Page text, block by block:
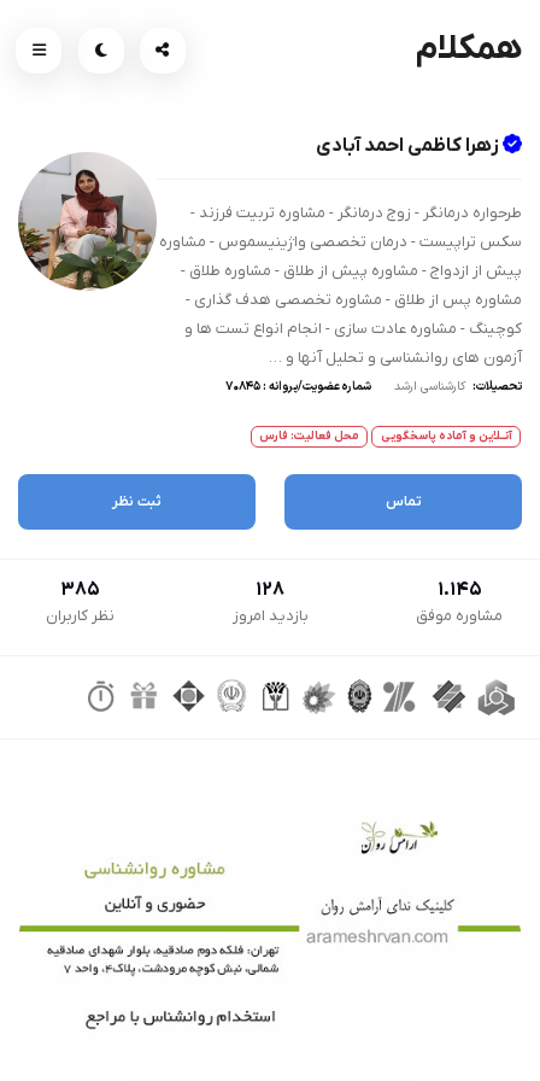
همکلام
زهرا کاظمی احمد آبادی
طرحواره درمانگر - زوج درمانگر - مشاوره تربیت فرزند -
سکس تراپیست - درمان تخصصی واژینیسموس - مشاوره
پیش از ازدواج - مشاوره پیش از طلاق - مشاوره طلاق -
مشاوره پس از طلاق - مشاوره تخصصی هدف گذاری -
کوچینگ - مشاوره عادت سازی - انجام انواع تست ها و
آزمون های روانشناسی و تحلیل آنها و …
تحصیلات: کارشناسی ارشد شماره عضویت/پروانه : 70845
آنــلاین و آماده پاسخگویی محل فعالیت: فارس
تماس ثبت نظر
1.145
مشاوره موفق
128
بازدید امروز
385
نظر کاربران